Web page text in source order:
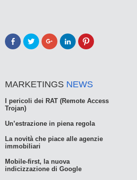
Condividi
su
Facebook
nuova
finestra)
Clicca
per
condividere
in
una
finestra)
Clicca
per
condividere
in
una
finestra)
Clicca
per
condividere
in
una
finestra)
Clicca
per
in
una
finestra)
MARKETINGS NEWS
I pericoli dei RAT (Remote Access
Trojan)
Un’estrazione in piena regola
La novità che piace alle agenzie
immobiliari
Mobile-first, la nuova
indicizzazione di Google